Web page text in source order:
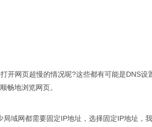
开网页超慢的情况呢?这些都有可能是DNS设
畅地浏览网页。
域网都需要固定IP地址，选择固定IP地址，